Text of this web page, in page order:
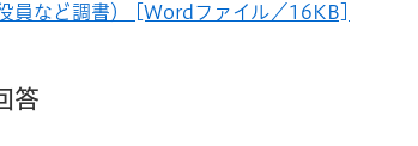
員など調書） [Wordファイル／16KB]
答